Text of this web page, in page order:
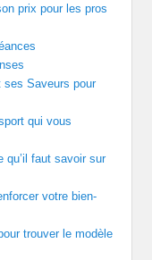
prix pour les pros
ses Saveurs pour
qui vous
qu’il faut savoir sur
votre bien-
trouver le modèle